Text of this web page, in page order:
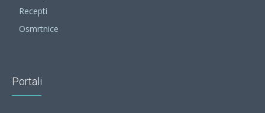
Recepti
Osmrtnice
Portali